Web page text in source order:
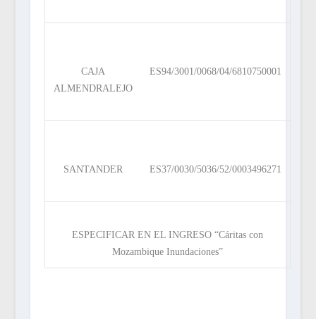
CAJA
ALMENDRALEJO
ES94/3001/0068/04/6810750001
SANTANDER ES37/0030/5036/52/0003496271
ESPECIFICAR EN EL INGRESO “Cáritas con
Mozambique Inundaciones”